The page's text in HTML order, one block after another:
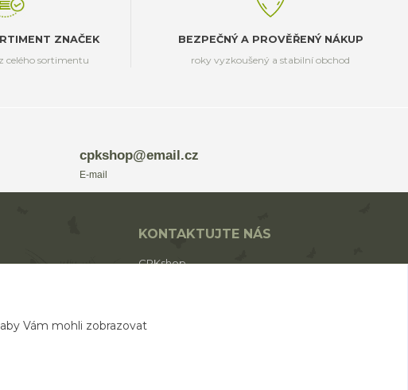
ZNAČEK
celého sortimentu
BEZPEČNÝ A PROVĚŘENÝ NÁKUP
roky vyzkoušený a stabilní obchod
cpkshop@email.cz
E-mail
KONTAKTUJTE NÁS
CPKshop
Vám mohli zobrazovat